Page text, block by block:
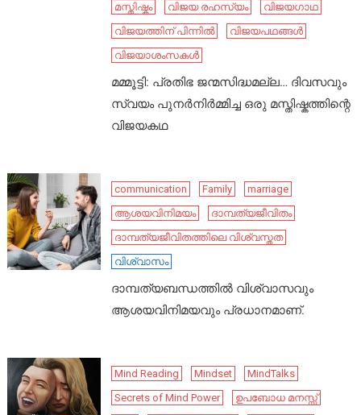
മസ്തിഷ്കം
വിജയ രഹസ്യം
വിജയഗാഥ
വിജയത്തിന് പിന്നിൽ
വിജയപഥങ്ങൾ
വിജയാശംസകൾ
മമ്മൂട്ടി: പ്രതിഭ ജന്മസിദ്ധമല്ല… ദിവസവും
സ്വയം പുനർനിർമ്മിച്ച ഒരു മസ്തിഷ്കത്തിന്റെ
വിജയകഥ
communication Family
marriage
ആശയവിനിമയം
ദാമ്പത്യജീവിതം
ദാമ്പത്യജീവിതത്തിലെ വിശ്വസ്തത
വിശ്വാസം
ദാമ്പത്യബന്ധത്തിൽ വിശ്വാസവും
ആശയവിനിമയവും പ്രധാനമാണ്.
Mind Reading Mindset
MindTalks
Secrets of Mind Power
ഉപബോധ മനസ്സ്